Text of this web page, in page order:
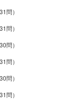
問）
問）
問）
問）
問）
問）